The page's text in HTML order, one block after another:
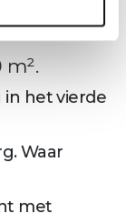
van
m².
het vierde
Waar
met